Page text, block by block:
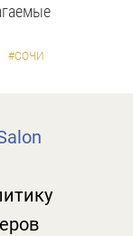
#СОЧИ